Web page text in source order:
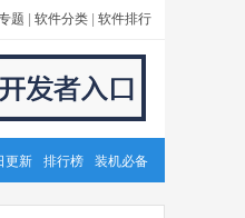
题 软件分类 软件排行
更新 排行榜 装机必备